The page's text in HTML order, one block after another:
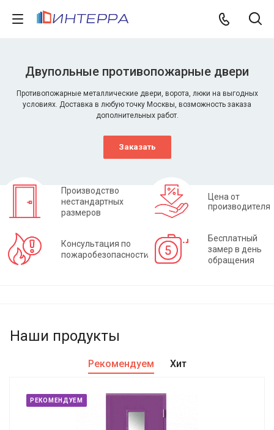
Двупольные противопожарные двери
Противопожарные металлические двери, ворота, люки на выгодных
условиях. Доставка в любую точку Москвы, возможность заказа
дополнительных работ.
Заказать
Производство
нестандартных
размеров
Цена от
производителя
Консультация по
пожаробезопасности
Бесплатный
замер в день
обращения
Наши продукты
Рекомендуем Хит
РЕКОМЕНДУЕМ